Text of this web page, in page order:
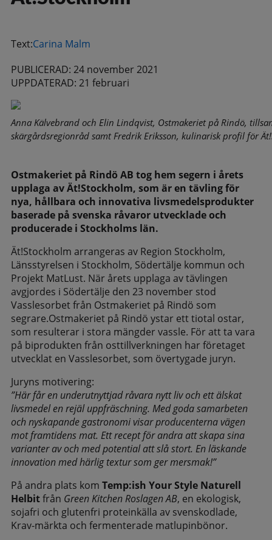
Text:Carina Malm
PUBLICERAD: 24 november 2021
UPPDATERAD: 21 februari
Anna Kälvebrand och Elin Lindqvist, Ostmakeriet på Rindö,
skärgårdsregionråd samt Fredrik Eriksson, kulinarisk profil för
Ostmakeriet på Rindö AB tog hem segern i årets
upplaga av Ät!Stockholm, som är en tävling för
nya, hållbara och innovativa livsmedelsprodukter
baserade på svenska råvaror utvecklade och
producerade i Stockholms län.
Ät!Stockholm arrangeras av Region Stockholm,
Länsstyrelsen i Stockholm, Södertälje kommun och
Projekt MatLust. När årets upplaga av tävlingen
avgjordes i Södertälje den 23 november stod
Vasslesorbet från Ostmakeriet på Rindö som
segrare.Ostmakeriet på Rindö ystar ett tiotal ostar,
som resulterar i stora mängder vassle. För att ta vara
på biprodukten från osttillverkningen har företaget
utvecklat en Vasslesorbet, som övertygade juryn.
Juryns motivering:
”Här får en underutnyttjad råvara nytt liv och ett älskat
livsmedel en rejäl uppfräschning. Med goda samarbeten
och nyskapande gastronomi visar producenterna vägen
mot framtidens mat. Ett recept för andra att skapa sina
varianter av och med potential att slå stort. En läskande
innovation med härlig textur som ger mersmak!”
På andra plats kom Temp:ish Your Style Naturell
Helbitfrån Green Kitchen Roslagen AB, en ekologisk,
sojafri och glutenfri proteinkälla av svenskodlade,
Krav-märkta och fermenterade matlupinbönor.